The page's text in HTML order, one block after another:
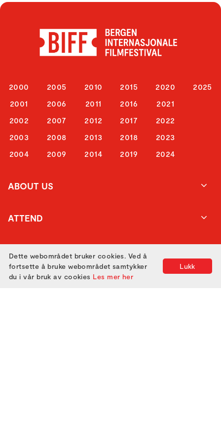
2000
2001
2002
2003
2004
2005
2006
2007
2008
2009
2010
2011
2012
2013
2014
2015
2016
2017
2018
2019
2020
2021
2022
2023
2024
2025
ABOUT US
ATTEND
Lukk
Dette webområdet bruker cookies. Ved å
fortsette å bruke webområdet samtykker
du i vår bruk av cookies Les mer her